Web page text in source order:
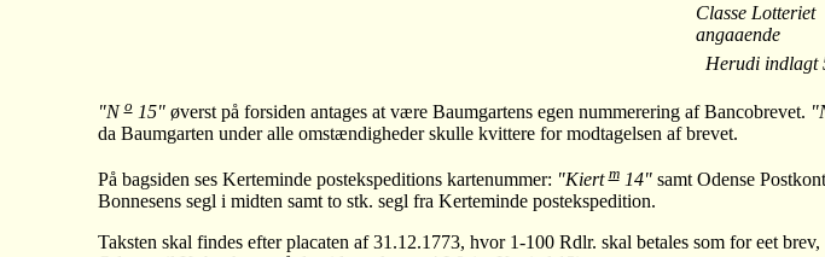
Classe Lotteriet
angaaende
Herudi indlagt
"No15"øverst på forsiden antages at være Baumgartens egen nummerering af Bancobrevet.
da Baumgarten under alle omstændigheder skulle kvittere for modtagelsen af brevet.
På bagsiden ses Kerteminde postekspeditions kartenummer: "Kiertm14"samt Odense
Bonnesens segl i midten samt to stk. segl fra Kerteminde postekspedition.
Taksten skal findes efter placaten af 31.12.1773, hvor 1-100 Rdlr. skal betales som for eet